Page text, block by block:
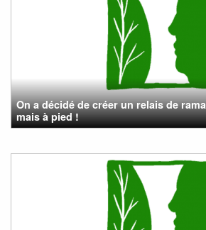
On a décidé de créer un relais de
mais à pied !